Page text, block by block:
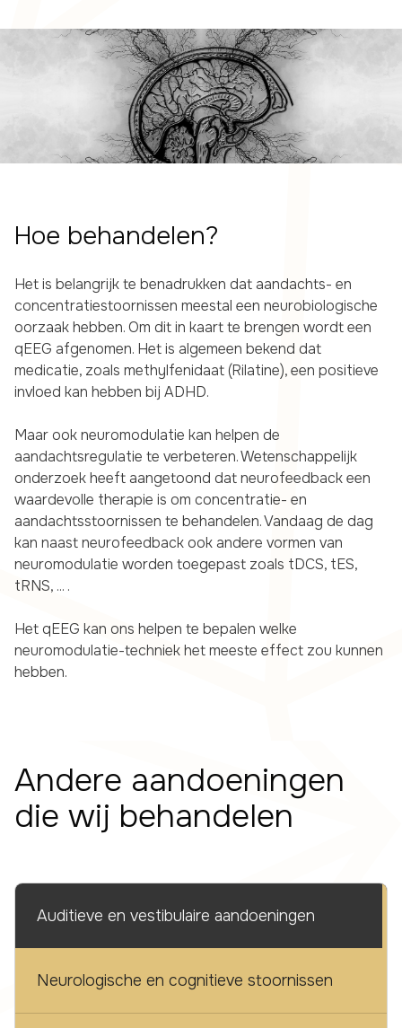
Hoe behandelen?
Het is belangrijk te benadrukken dat aandachts- en
concentratiestoornissen meestal een neurobiologische
oorzaak hebben. Om dit in kaart te brengen wordt een
qEEG afgenomen. Het is algemeen bekend dat
medicatie, zoals methylfenidaat (Rilatine), een positieve
invloed kan hebben bij ADHD.
Maar ook neuromodulatie kan helpen de
aandachtsregulatie te verbeteren. Wetenschappelijk
onderzoek heeft aangetoond dat neurofeedback een
waardevolle therapie is om concentratie- en
aandachtsstoornissen te behandelen. Vandaag de dag
kan naast neurofeedback ook andere vormen van
neuromodulatie worden toegepast zoals tDCS, tES,
tRNS, ... .
Het qEEG kan ons helpen te bepalen welke
neuromodulatie-techniek het meeste effect zou kunnen
hebben.
Andere aandoeningen
die wij behandelen
Auditieve en vestibulaire aandoeningen
Neurologische en cognitieve stoornissen